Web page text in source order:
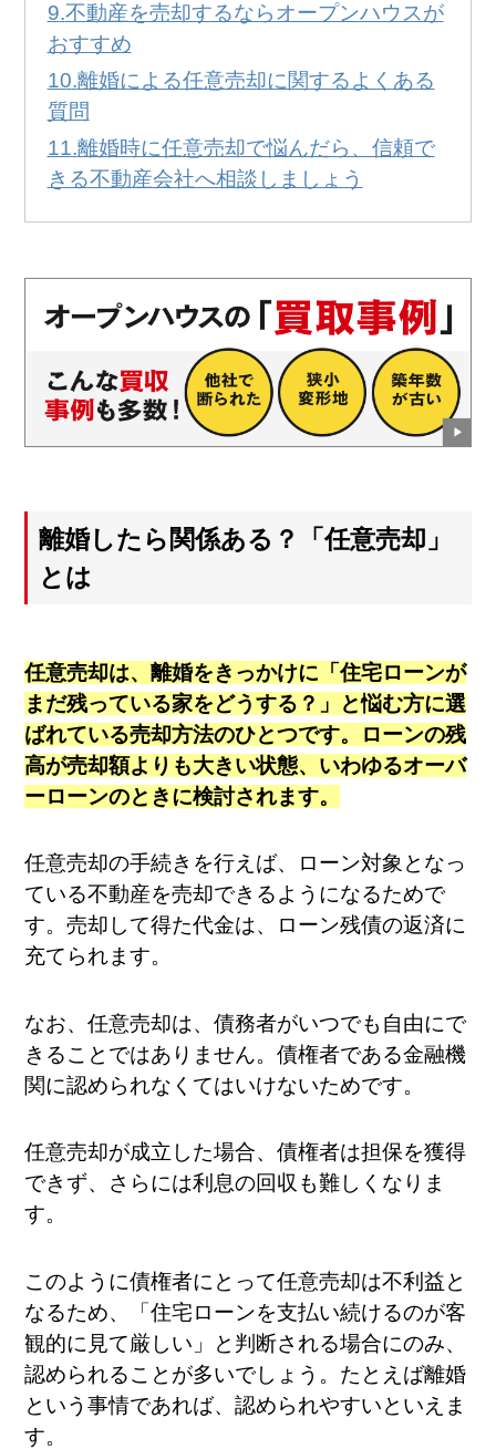
不動産を売却するならオープンハウスが
おすすめ
離婚による任意売却に関するよくある
質問
離婚時に任意売却で悩んだら、信頼で
きる不動産会社へ相談しましょう
離婚したら関係ある？「任意売却」
とは
任意売却は、離婚をきっかけに「住宅ローンが
まだ残っている家をどうする？」と悩む方に選
ばれている売却方法のひとつです。ローンの残
高が売却額よりも大きい状態、いわゆるオーバ
ーローンのときに検討されます。
任意売却の手続きを行えば、ローン対象となっ
ている不動産を売却できるようになるためで
す。売却して得た代金は、ローン残債の返済に
充てられます。
なお、任意売却は、債務者がいつでも自由にで
きることではありません。債権者である金融機
関に認められなくてはいけないためです。
任意売却が成立した場合、債権者は担保を獲得
できず、さらには利息の回収も難しくなりま
す。
このように債権者にとって任意売却は不利益と
なるため、「住宅ローンを支払い続けるのが客
観的に見て厳しい」と判断される場合にのみ、
認められることが多いでしょう。たとえば離婚
という事情であれば、認められやすいといえま
す。